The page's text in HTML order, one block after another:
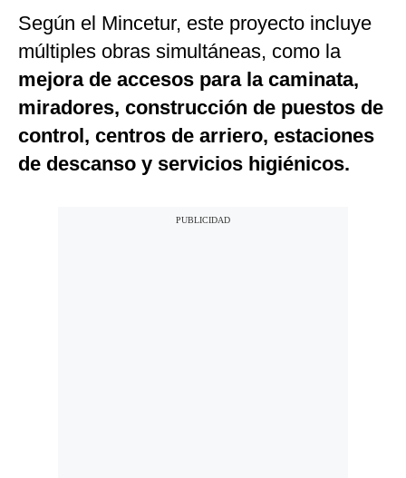
Según el Mincetur, este proyecto incluye
múltiples obras simultáneas, como la
mejora de accesos para la caminata,
miradores, construcción de puestos de
control, centros de arriero, estaciones
de descanso y servicios higiénicos.